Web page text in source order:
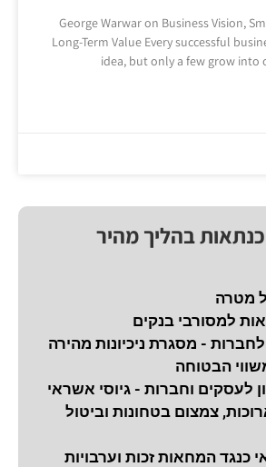
George Warwar on Business Vision,
Long-Term Value Every successful
idea, but only a few grow into
בהליך מהיר
מטרה
למסורבי בנקים
לחברות - מסגרת ניכיונות מהירה
לעסקים וחברות - גיוסי אשראי
צמצום בטחונות וביטול
כנגד המחאות זכות וערבויות